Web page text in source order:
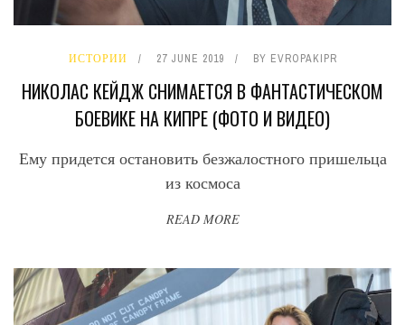
ИСТОРИИ 27 JUNE 2019 BY EVROPAKIPR
НИКОЛАС КЕЙДЖ СНИМАЕТСЯ В ФАНТАСТИЧЕСКОМ
БОЕВИКЕ НА КИПРЕ (ФОТО И ВИДЕО)
Ему придется остановить безжалостного пришельца
из космоса
READ MORE